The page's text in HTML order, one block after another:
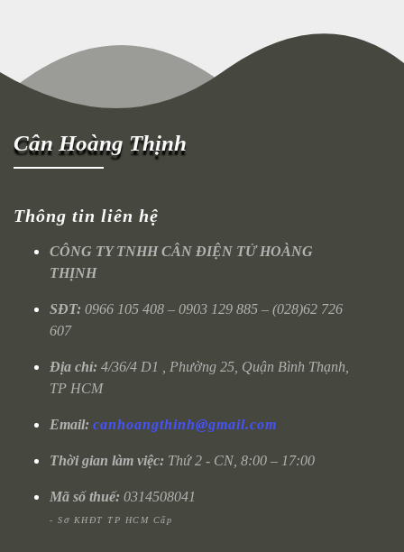
Cân Hoàng Thịnh
Thông tin liên hệ
CÔNG TY TNHH CÂN ĐIỆN TỬ HOÀNG
THỊNH
SĐT: 0966 105 408 – 0903 129 885 – (028)62 726
607
Địa chỉ: 4/36/4 D1 , Phường 25, Quận Bình Thạnh,
TP HCM
Email: canhoangthinh@gmail.com
Thời gian làm việc: Thứ 2 - CN, 8:00 – 17:00
Mã số thuế: 0314508041
- Sở KHĐT TP HCM Cấp